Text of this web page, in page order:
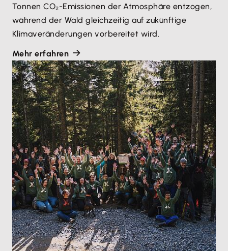
Tonnen CO₂-Emissionen der Atmosphäre entzogen,
während der Wald gleichzeitig auf zukünftige
Klimaveränderungen vorbereitet wird.
Mehr erfahren